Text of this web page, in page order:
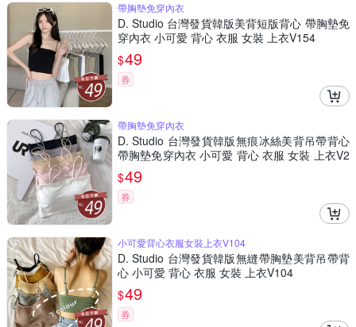
帶胸墊免穿內衣
D. Studio 台灣發貨韓版美背短版背心 帶胸墊免
穿內衣 小可愛 背心 衣服 女裝 上衣V154
$49
券
帶胸墊免穿內衣
D. Studio 台灣發貨韓版無痕冰絲美背吊帶背心
帶胸墊免穿內衣 小可愛 背心 衣服 女裝 上衣V2
06
$49
券
小可愛背心衣服女裝上衣V104
D. Studio 台灣發貨韓版無縫帶胸墊美背吊帶背
心 小可愛 背心 衣服 女裝 上衣V104
$49
券